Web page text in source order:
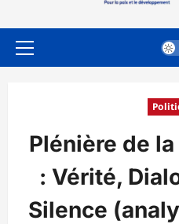
Menu
Plénière de
: Vérité,
Silence